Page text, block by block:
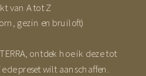
van A tot Z
gezin en bruiloft)
ontdek hoe ik deze tot
de preset wilt aanschaffen.